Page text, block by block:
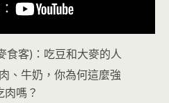
食客)：吃豆和大麥的人
、牛奶，你為何這麼強
嗎？